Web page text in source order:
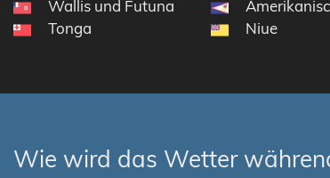
Wallis und Futuna
Tonga
Niue
Wie wird das Wetter